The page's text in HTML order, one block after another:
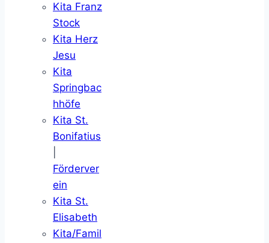
Kita Franz
Stock
Kita Herz
Jesu
Kita
Springbac
hhöfe
Kita St.
Bonifatius
Förderver
ein
Kita St.
Elisabeth
Kita/Famil